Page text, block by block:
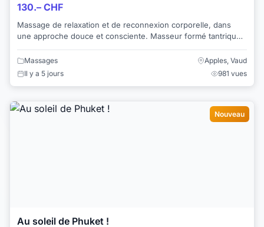
130.– CHF
Massage de relaxation et de reconnexion corporelle, dans
une approche douce et consciente. Masseur formé tantrique,
Massages
Apples, Vaud
Il y a 5 jours
981 vues
Nouveau
Au soleil de Phuket !